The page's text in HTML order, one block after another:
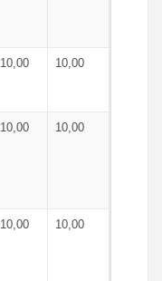
10,00 10,00
10,00 10,00
10,00 10,00